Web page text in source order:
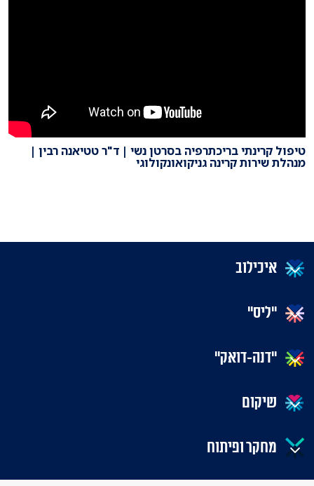
טיפול קרינתי בריכתרפיה בסרטן נשי | ד"ר טטיאנה רבין |
מנהלת שירות קרינה גניקואונקולוגי
איכילוב
"ליס"
"דנה-דואק"
שיקום
מחקר ופיתוח